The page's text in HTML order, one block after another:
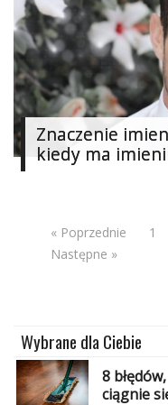
Znaczenie
kiedy ma
« Poprzednie 1
Następne »
Wybrane dla Ciebie
8
ciągnie